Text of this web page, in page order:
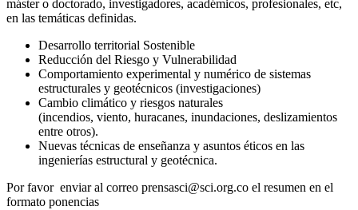
máster o doctorado, investigadores, académicos, profesionales, etc,
en las temáticas definidas.
Desarrollo territorial Sostenible
Reducción del Riesgo y Vulnerabilidad
Comportamiento experimental y numérico de sistemas
estructurales y geotécnicos (investigaciones)
Cambio climático y riesgos naturales
(incendios, viento, huracanes, inundaciones, deslizamientos
entre otros).
Nuevas técnicas de enseñanza y asuntos éticos en las
ingenierías estructural y geotécnica.
Por favor enviar al correo prensasci@sci.org.co el resumen en el
formato ponencias